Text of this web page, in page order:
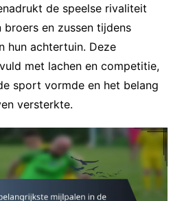
de speelse rivaliteit
broers en zussen tijdens
hun achtertuin. Deze
met lachen en competitie,
sport vormde en het belang
versterkte.